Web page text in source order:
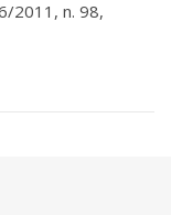
2011, n. 98,